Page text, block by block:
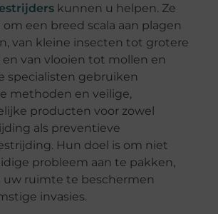
kunnen u helpen. Ze
een breed scala aan plagen
van kleine insecten tot grotere
en van vlooien tot mollen en
specialisten gebruiken
methoden en veilige,
producten voor zowel
als preventieve
Hun doel is om niet
probleem aan te pakken,
uw ruimte te beschermen
invasies.